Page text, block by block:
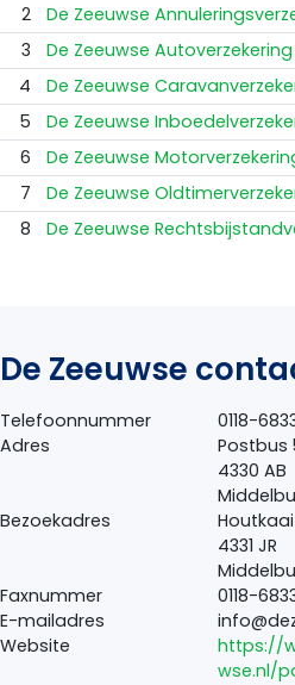
2
De Zeeuwse
3
De Zeeuwse Autoverzekering
4
De Zeeuwse
5
De Zeeuwse
6
De Zeeuwse
7
De Zeeuwse
8
De Zeeuwse
De Zeeuwse
Telefoonnummer
0118-
Adres
Postbus
4330 AB
Bezoekadres
Houtkaai
4331 JR
Faxnummer
0118-
E-mailadres
Website
https://
wse.nl/